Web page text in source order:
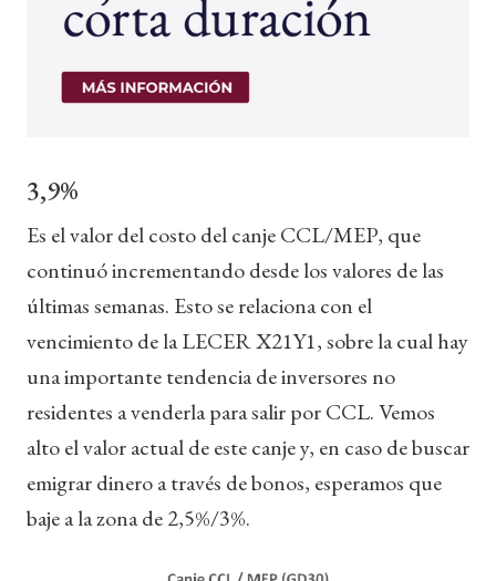
3,9%
Es el valor del costo del canje CCL/MEP, que
continuó incrementando desde los valores de las
últimas semanas. Esto se relaciona con el
vencimiento de la LECER X21Y1, sobre la cual hay
una importante tendencia de inversores no
residentes a venderla para salir por CCL. Vemos
alto el valor actual de este canje y, en caso de buscar
emigrar dinero a través de bonos, esperamos que
baje a la zona de 2,5%/3%.